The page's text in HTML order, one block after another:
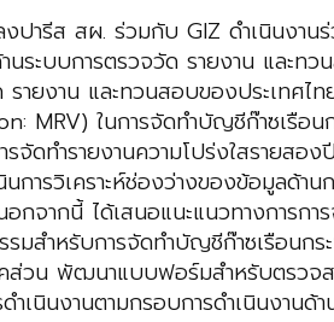
ปารีส สผ. ร่วมกับ GIZ ดำเนินงาน
ะบบการตรวจวัด รายงาน และท
ายงาน และทวนสอบของประเทศไ
ในการจัดทำบัญชีก๊าซเรือน
รจัดทำรายงานความโปร่งใสราย
ารวิเคราะห์ช่องว่างของข้อมูลด้า
จากนี้ ได้เสนอแนะแนวทางการกา
หรับการจัดทำบัญชีก๊าซเรือนกร
พัฒนาแบบฟอร์มสำหรับตรวจสอ
เนินงานตามกรอบการดำเนินงานด้า